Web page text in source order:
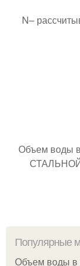
N–
Объем воды
Популярные
Объем воды в